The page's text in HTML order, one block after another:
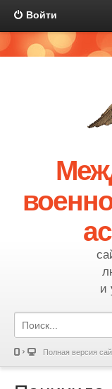
Войти
и
Полная версия